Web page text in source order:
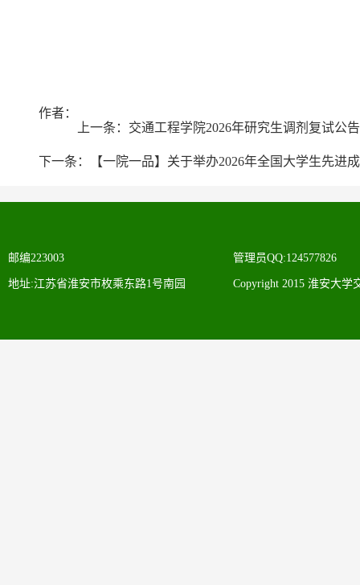
作者：
上一条： 交通工程学院2026年研究生调剂复试公告
下一条： 【一院一品】关于举办2026年全国大学生先
邮编223003
地址:江苏省淮安市枚乘东路1号南园
管理员QQ:124577826
Copyright 2015 淮安大学